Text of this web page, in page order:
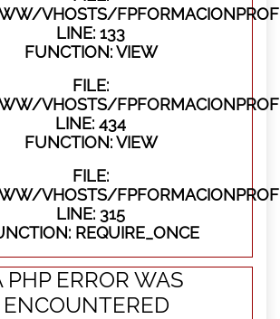
VHOSTS/
LINE: 133
FUNCTION: VIEW
FILE:
VHOSTS/
LINE: 434
FUNCTION: VIEW
FILE:
VHOSTS/
LINE: 315
REQUIRE_ONCE
PHP ERROR WAS
ENCOUNTERED